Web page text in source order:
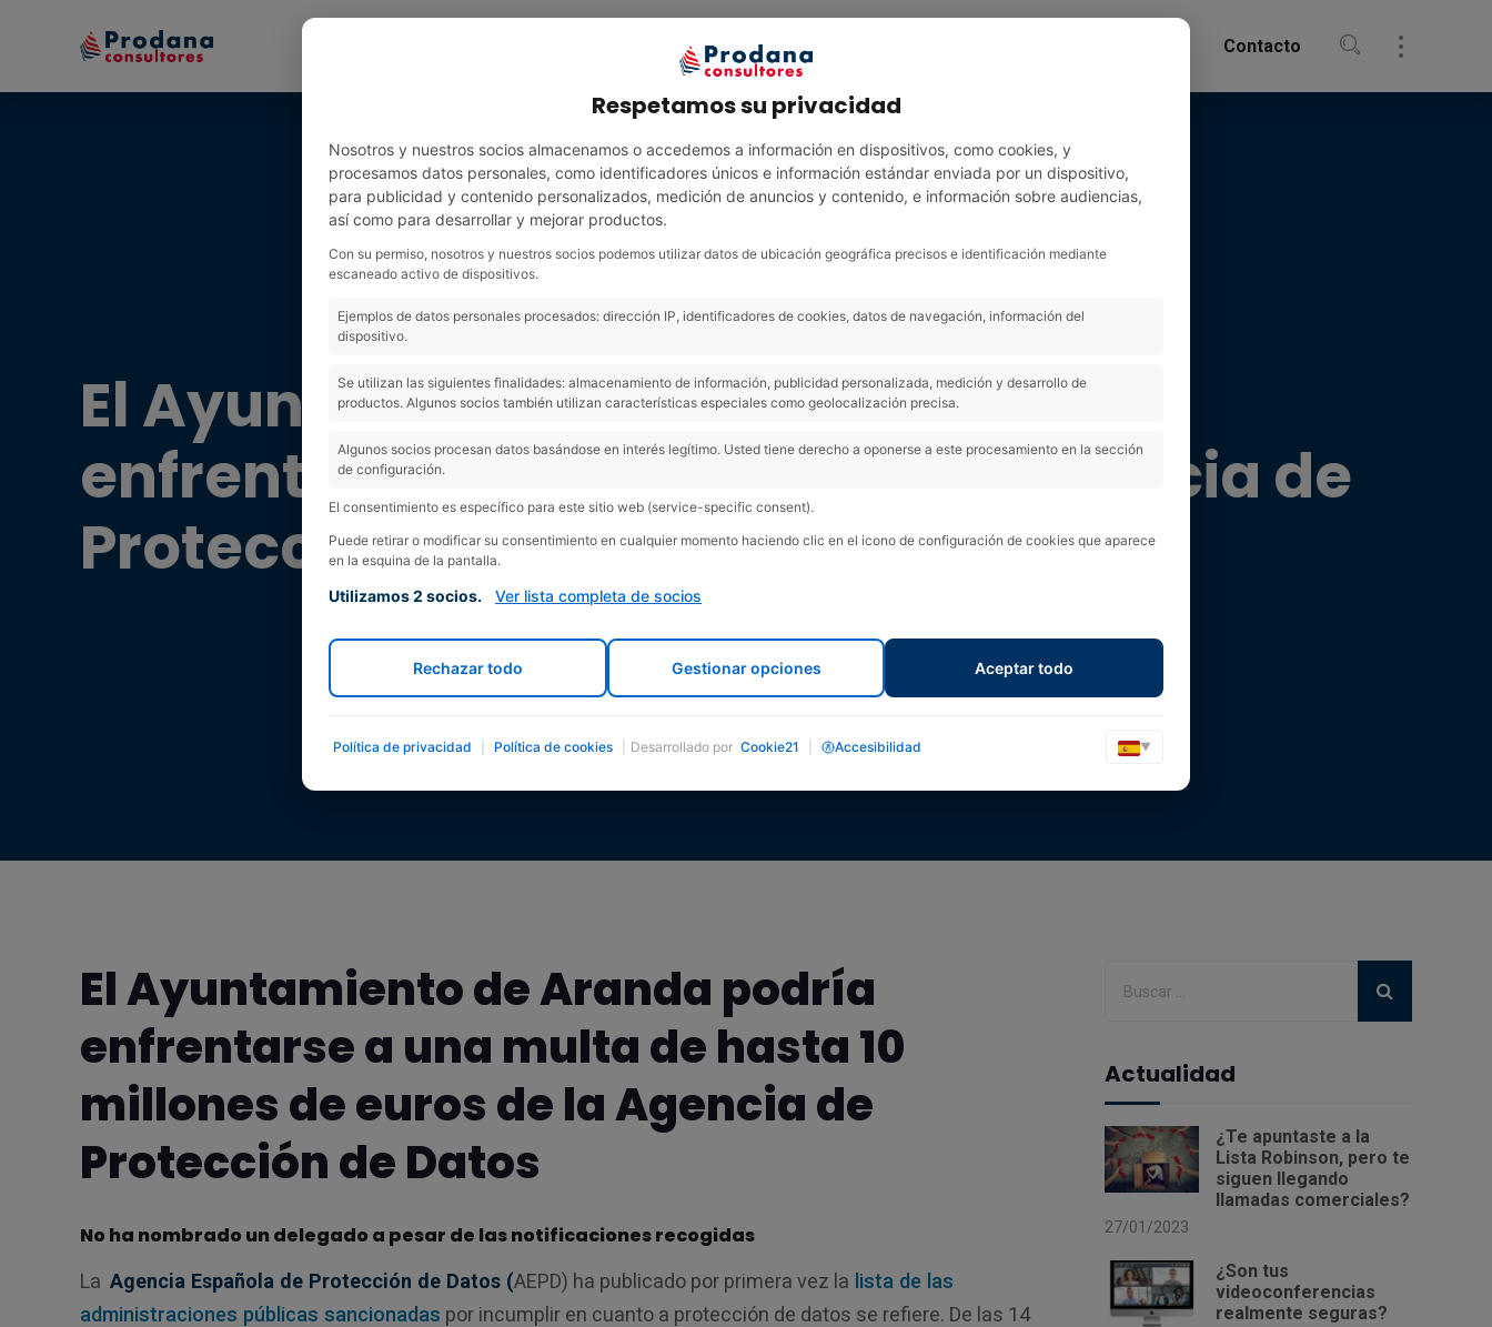
Área clientes Contacto
El Ayuntamiento de Aranda podría
enfrentarse a una multa de la Agencia de
Protección de Datos
El Ayuntamiento de Aranda podría
enfrentarse a una multa de hasta 10
millones de euros de la Agencia de
Protección de Datos
No ha nombrado un delegado a pesar de las notificaciones recogidas
La Agencia Española de Protección de Datos (AEPD) ha publicado por primera vez la lista de las
administraciones públicas sancionadas por incumplir en cuanto a protección de datos se refiere. De las 14
Actualidad
¿Te apuntaste a la
Lista Robinson, pero te
siguen llegando
llamadas comerciales?
27/01/2023
¿Son tus
videoconferencias
realmente seguras?
Respetamos su privacidad
Nosotros y nuestros socios almacenamos o accedemos a información en dispositivos, como cookies, y
procesamos datos personales, como identificadores únicos e información estándar enviada por un dispositivo,
para publicidad y contenido personalizados, medición de anuncios y contenido, e información sobre audiencias,
así como para desarrollar y mejorar productos.
Con su permiso, nosotros y nuestros socios podemos utilizar datos de ubicación geográfica precisos e identificación mediante
escaneado activo de dispositivos.
Ejemplos de datos personales procesados: dirección IP, identificadores de cookies, datos de navegación, información del
dispositivo.
Se utilizan las siguientes finalidades: almacenamiento de información, publicidad personalizada, medición y desarrollo de
productos. Algunos socios también utilizan características especiales como geolocalización precisa.
Algunos socios procesan datos basándose en interés legítimo. Usted tiene derecho a oponerse a este procesamiento en la sección
de configuración.
El consentimiento es específico para este sitio web (service-specific consent).
Puede retirar o modificar su consentimiento en cualquier momento haciendo clic en el icono de configuración de cookies que aparece
en la esquina de la pantalla.
Utilizamos 2 socios. Ver lista completa de socios
Rechazar todo Gestionar opciones Aceptar todo
Política de privacidad Política de cookies Desarrollado por Cookie21 Accesibilidad ▼